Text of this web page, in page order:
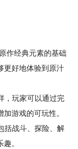
作经典元素的基础
更好地体验到原汁
玩家可以通过完
游戏的可玩性。
战斗、探险、解
。